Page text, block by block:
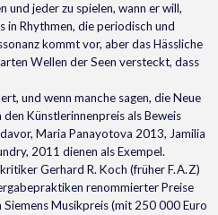
und jeder zu spielen, wann er will,
in Rhythmen, die periodisch und
kommt vor, aber das Hässliche
Wellen der Seen versteckt, dass
und wenn manche sagen, die Neue
Künstlerinnenpreis als Beweis
Maria Panayotova 2013, Jamilia
2011 dienen als Exempel.
Gerhard R. Koch (früher F. A. Z)
renommierter Preise
Musikpreis (mit 250 000 Euro